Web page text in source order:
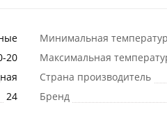
20
24
Минимальная
Максимальная
Страна производитель
Бренд